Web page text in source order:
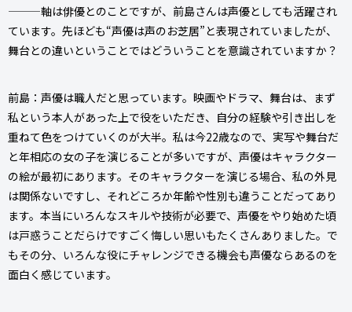
———軸は俳優とのことですが、前島さんは声優としても活躍され
ています。先ほども“声優は声のお芝居”と表現されていましたが、
舞台との違いということではどういうことを意識されていますか？
前島：声優は職人だと思っています。映画やドラマ、舞台は、まず
私という本人があった上で役をいただき、自分の経験や引き出しを
重ねて色をつけていくのが大半。私は今22歳なので、実写や舞台だ
と年相応の女の子を演じることが多いですが、声優はキャラクター
の絵が最初にあります。そのキャラクターを演じる場合、私の外見
は関係ないですし、それどころか年齢や性別も違うことだってあり
ます。本当にいろんなスキルや技術が必要で、声優をやり始めた頃
は戸惑うことだらけですごく悔しい思いもたくさんありました。で
もその分、いろんな役にチャレンジできる機会も声優ならあるのを
面白く感じています。